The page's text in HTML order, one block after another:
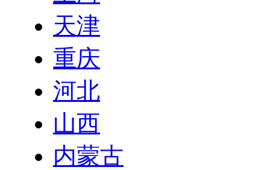
天津
重庆
河北
山西
内蒙古